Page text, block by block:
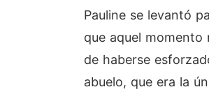
Pauline se levantó
que aquel momento
de haberse
abuelo, que era la